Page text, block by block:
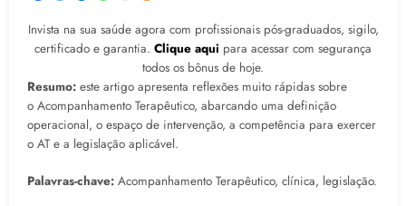
Invista na sua saúde agora com profissionais pós-graduados, sigilo,
certificado e garantia. Clique aqui para acessar com segurança
todos os bônus de hoje.
Resumo: este artigo apresenta reflexões muito rápidas sobre
o Acompanhamento Terapêutico, abarcando uma definição
operacional, o espaço de intervenção, a competência para exercer
o AT e a legislação aplicável.
Palavras-chave: Acompanhamento Terapêutico, clínica, legislação.